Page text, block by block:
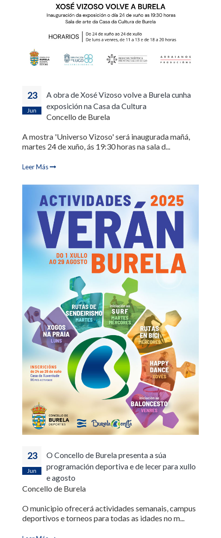
23
Jun
A obra de Xosé Vizoso volve a Burela cunha
exposición na Casa da Cultura
Concello de Burela
A mostra 'Universo Vizoso' será inaugurada mañá,
martes 24 de xuño, ás 19:30 horas na sala d...
Leer Más
23
Jun
O Concello de Burela presenta a súa
programación deportiva e de lecer para xullo
e agosto
Concello de Burela
O municipio ofrecerá actividades semanais, campus
deportivos e torneos para todas as idades no m...